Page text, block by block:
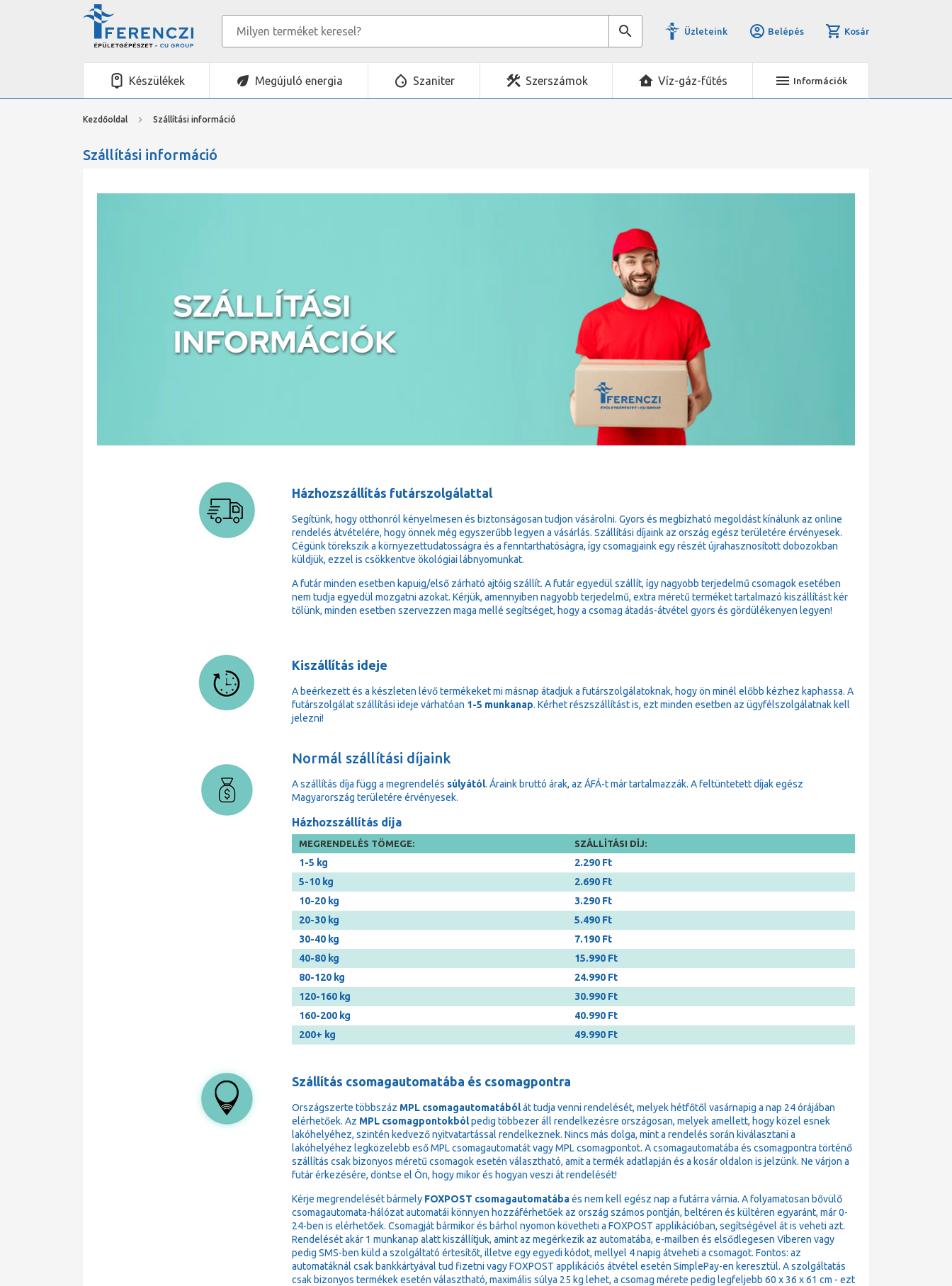
Üzleteink Belépés Kosár
Készülékek Megújuló energia Szaniter Szerszámok Víz-gáz-fűtés Információk
Kezdőoldal Szállítási információ
Szállítási információ
Házhozszállítás futárszolgálattal
Segítünk, hogy otthonról kényelmesen és biztonságosan tudjon vásárolni. Gyors és megbízható megoldást kínálunk az online
rendelés átvételére, hogy önnek még egyszerűbb legyen a vásárlás. Szállítási díjaink az ország egész területére érvényesek.
Cégünk törekszik a környezettudatosságra és a fenntarthatóságra, így csomagjaink egy részét újrahasznosított dobozokban
küldjük, ezzel is csökkentve ökológiai lábnyomunkat.
A futár minden esetben kapuig/első zárható ajtóig szállít. A futár egyedül szállít, így nagyobb terjedelmű csomagok esetében
nem tudja egyedül mozgatni azokat. Kérjük, amennyiben nagyobb terjedelmű, extra méretű terméket tartalmazó kiszállítást kér
tőlünk, minden esetben szervezzen maga mellé segítséget, hogy a csomag átadás-átvétel gyors és gördülékenyen legyen!
Kiszállítás ideje
A beérkezett és a készleten lévő termékeket mi másnap átadjuk a futárszolgálatoknak, hogy ön minél előbb kézhez kaphassa. A
futárszolgálat szállítási ideje várhatóan 1-5 munkanap. Kérhet részszállítást is, ezt minden esetben az ügyfélszolgálatnak kell
jelezni!
Normál szállítási díjaink
A szállítás díja függ a megrendelés súlyától. Áraink bruttó árak, az ÁFÁ-t már tartalmazzák. A feltüntetett díjak egész
Magyarország területére érvényesek.
Házhozszállítás díja
MEGRENDELÉS TÖMEGE: SZÁLLÍTÁSI DÍJ:
1-5 kg
2.290 Ft
5-10 kg
2.690 Ft
10-20 kg
3.290 Ft
20-30 kg
5.490 Ft
30-40 kg
7.190 Ft
40-80 kg
15.990 Ft
80-120 kg
24.990 Ft
120-160 kg
30.990 Ft
160-200 kg
40.990 Ft
200+ kg
49.990 Ft
Szállítás csomagautomatába és csomagpontra
Országszerte többszáz MPL csomagautomatábólát tudja venni rendelését, melyek hétfőtől vasárnapig a nap 24 órájában
elérhetőek. Az MPL csomagpontokbólpedig többezer áll rendelkezésre országosan, melyek amellett, hogy közel esnek
lakóhelyéhez, szintén kedvező nyitvatartással rendelkeznek. Nincs más dolga, mint a rendelés során kiválasztani a
lakóhelyéhez legközelebb eső MPL csomagautomatát vagy MPL csomagpontot. A csomagautomatába és csomagpontra történő
szállítás csak bizonyos méretű csomagok esetén választható, amit a termék adatlapján és a kosár oldalon is jelzünk. Ne várjon a
futár érkezésére, döntse el Ön, hogy mikor és hogyan veszi át rendelését!
Kérje megrendelését bármely FOXPOST csomagautomatábaés nem kell egész nap a futárra várnia. A folyamatosan bővülő
csomagautomata-hálózat automatái könnyen hozzáférhetőek az ország számos pontján, beltéren és kültéren egyaránt, már 0-
24-ben is elérhetőek. Csomagját bármikor és bárhol nyomon követheti a FOXPOST applikációban, segítségével át is veheti azt.
Rendelését akár 1 munkanap alatt kiszállítjuk, amint az megérkezik az automatába, e-mailben és elsődlegesen Viberen vagy
pedig SMS-ben küld a szolgáltató értesítőt, illetve egy egyedi kódot, mellyel 4 napig átveheti a csomagot. Fontos: az
automatáknál csak bankkártyával tud fizetni vagy FOXPOST applikációs átvétel esetén SimplePay-en keresztül. A szolgáltatás
csak bizonyos termékek esetén választható, maximális súlya 25 kg lehet, a csomag mérete pedig legfeljebb 60 x 36 x 61 cm - ezt